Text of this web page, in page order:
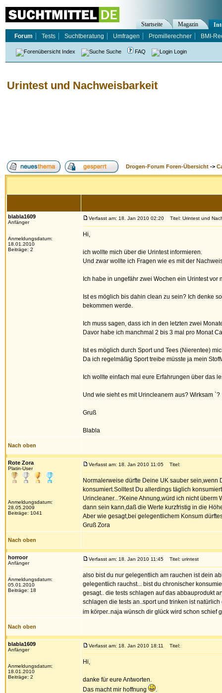
Urintest und Nachweisbarkeit
Drogen-Forum Foren-Übersicht ->
blabla1609
Anfänger
Anmeldungsdatum:
18.01.2010
Beiträge: 2
Verfasst am: 18. Jan 2010 02:20 Titel: Urintest und
Hi,
ich wollte mich über die Urintest informieren.
Und zwar wollte ich Fragen wie es mit der
Ich habe in ungefähr zwei Wochen ein Urintest
Ist es möglich bis dahin clean zu sein? Ich denke
bekommen werde.
Ich muss sagen, dass ich in den letzten zwei
Davor habe ich manchmal 2 bis 3 mal pro Monat
Ist es möglich durch Sport und Tees (Nierentee)
Da ich regelmäßig Sport treibe müsste ja mein
Ich wollte einfach mal eure Erfahrungen über das
Und wie sieht es mit Urincleanern aus? Wirksam `?
Gruß
Blabla
Nach oben
Rote Zora
Platin-User
Anmeldungsdatum:
28.05.2009
Beiträge: 1041
Verfasst am: 18. Jan 2010 11:05 Titel:
Normalerweise dürfte Deine UK sauber sein,wenn
konsumiert.Solltest Du allerdings täglich
Urincleaner...?Keine Ahnung,würd ich nicht überm
dann sein kann,daß die Werte kurzfristig in die
Aber wie gesagt,bei gelegentlichem Konsum
Gruß Zora
Nach oben
horroor
Anfänger
Anmeldungsdatum:
05.01.2010
Beiträge: 18
Verfasst am: 18. Jan 2010 11:45 Titel: urintest
also bist du nur gelegentlich am rauchen ist dein
gelegentlich rauchst... bist du chronischer
gesagt.. die tests schlagen auf das abbauprodukt
schlagen die tests an..sport und trinken ist
im körper..naja wünsch dir glück wird schon schief
Nach oben
blabla1609
Anfänger
Anmeldungsdatum:
18.01.2010
Beiträge: 2
Verfasst am: 18. Jan 2010 18:11 Titel:
Hi,
danke für eure Antworten.
Das macht mir hoffnung
.
Startseite Magazin
Forum
Tests Suchtberatung Umfragen Promillerechner BMI-
Index Suche FAQ Login